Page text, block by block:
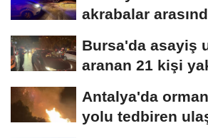
akrabalar
Bursa'da asayiş
aranan 21 kişi
Antalya'da
yolu tedbiren